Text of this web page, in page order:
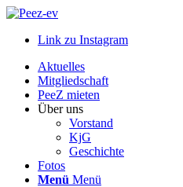
Link zu Instagram
Aktuelles
Mitgliedschaft
PeeZ mieten
Über uns
Vorstand
KjG
Geschichte
Fotos
Menü Menü